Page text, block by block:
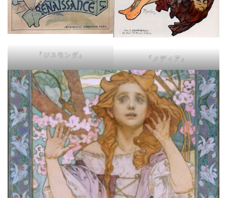
『ジスモンダ』 『メディア』